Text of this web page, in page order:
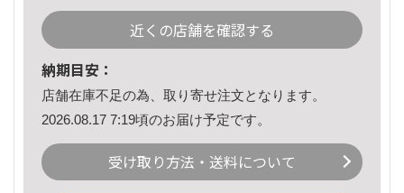
近くの店舗を確認する
納期目安：
店舗在庫不足の為、取り寄せ注文となります。
2026.08.17 7:19頃のお届け予定です。
受け取り方法・送料について